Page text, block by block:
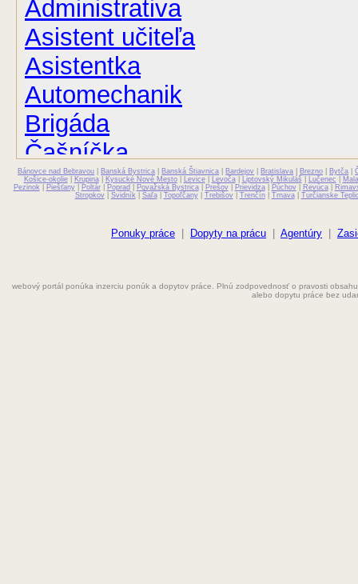
Administrativa
Asistent učiteľa
Asistentka
Automechanik
Brigáda
Čašníčka
Čašník
Farmaceut
Grafik
Bánovce nad Bebravou Banská Bystrica Banská Štiavnica Bardejov Bratislava Brezno Bytča |
Košice-okolie| Krupina| Kysucké Nové Mesto| Levice| Levoča| Liptovský Mikuláš Lučenec
Pezinok
Piešťany| Poltár| Poprad Považská Bystrica| Prešov| Prievidza| Púchov| Revúca|
Stropkov| Svidník Šaľa| Topoľčany| Trebišov| Trenčín| Trnava| Turčianske
Ponuky práce Dopyty na prácu Agentúry
webový portál ponúka inzerciu ponúk a dopytov práce. Plnú zodpovednosť o pravosti
alebo dopytu práce bez